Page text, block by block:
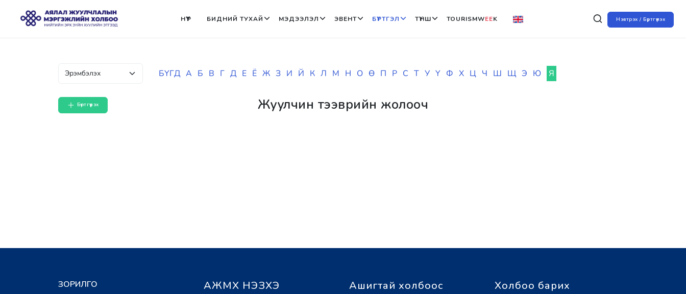
Нэвтрэх / Бүртгүүлэх
НҮҮР БИДНИЙ ТУХАЙ МЭДЭЭЛЭЛ ЭВЕНТ БҮРТГЭЛ ТҮНШ TOURISMWEEK
БҮГД А Б В Г Д Е Ё Ж З И Й К Л М Н О Ө П Р С Т У Ү Ф Х Ц Ч Ш Щ Э Ю Я
Бүртгүүлэх Жуулчин тээврийн жолооч
ЗОРИЛГО
АЖМХ НЭЗХЭ Ашигтай холбоос Холбоо барих